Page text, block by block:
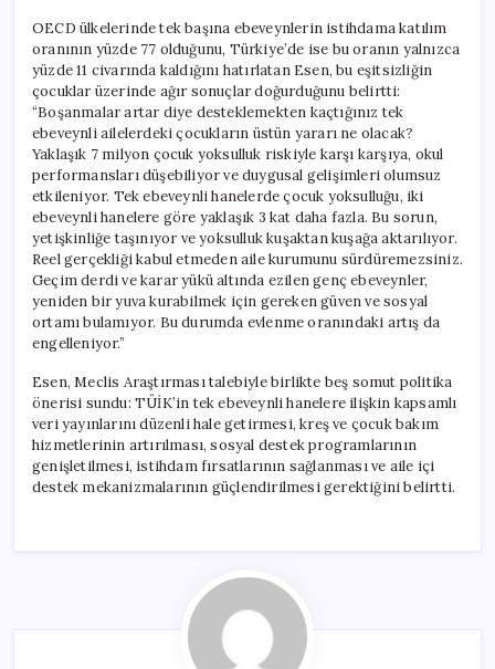
OECD ülkelerinde tek başına ebeveynlerin istihdama katılım
oranının yüzde 77 olduğunu, Türkiye’de ise bu oranın yalnızca
yüzde 11 civarında kaldığını hatırlatan Esen, bu eşitsizliğin
çocuklar üzerinde ağır sonuçlar doğurduğunu belirtti:
“Boşanmalar artar diye desteklemekten kaçtığınız tek
ebeveynli ailelerdeki çocukların üstün yararı ne olacak?
Yaklaşık 7 milyon çocuk yoksulluk riskiyle karşı karşıya, okul
performansları düşebiliyor ve duygusal gelişimleri olumsuz
etkileniyor. Tek ebeveynli hanelerde çocuk yoksulluğu, iki
ebeveynli hanelere göre yaklaşık 3 kat daha fazla. Bu sorun,
yetişkinliğe taşınıyor ve yoksulluk kuşaktan kuşağa aktarılıyor.
Reel gerçekliği kabul etmeden aile kurumunu sürdüremezsiniz.
Geçim derdi ve karar yükü altında ezilen genç ebeveynler,
yeniden bir yuva kurabilmek için gereken güven ve sosyal
ortamı bulamıyor. Bu durumda evlenme oranındaki artış da
engelleniyor.”
Esen, Meclis Araştırması talebiyle birlikte beş somut politika
önerisi sundu: TÜİK’in tek ebeveynli hanelere ilişkin kapsamlı
veri yayınlarını düzenli hale getirmesi, kreş ve çocuk bakım
hizmetlerinin artırılması, sosyal destek programlarının
genişletilmesi, istihdam fırsatlarının sağlanması ve aile içi
destek mekanizmalarının güçlendirilmesi gerektiğini belirtti.